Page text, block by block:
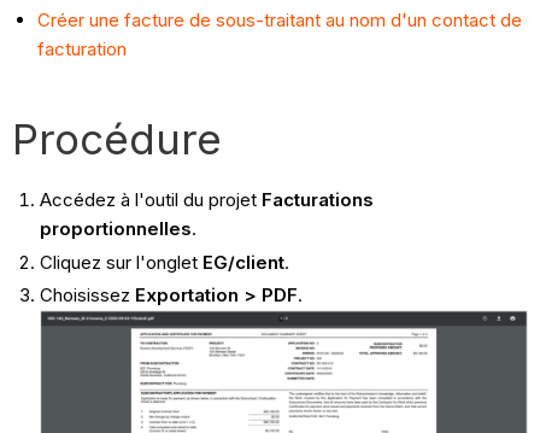
Créer une facture de sous-traitant au nom d'un contact de
facturation
Procédure
Accédez à l'outil du projet Facturations
proportionnelles.
Cliquez sur l'onglet EG/client.
Choisissez Exportation > PDF.